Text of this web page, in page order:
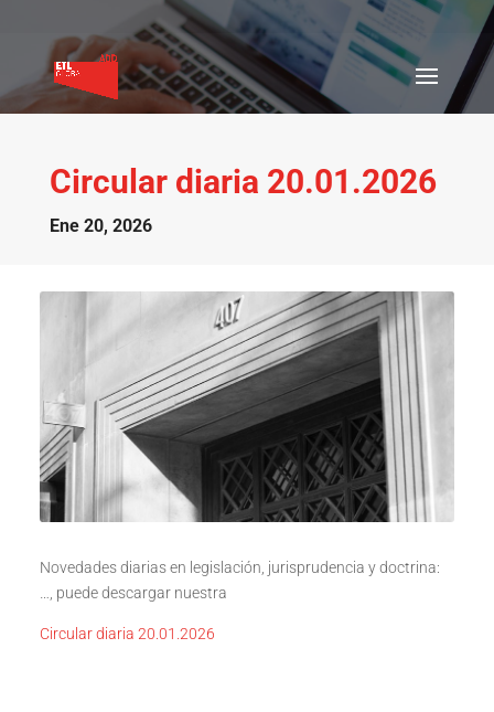
Circular diaria 20.01.2026
Ene 20, 2026
Novedades diarias en legislación, jurisprudencia y doctrina:
…, puede descargar nuestra
Circular diaria 20.01.2026